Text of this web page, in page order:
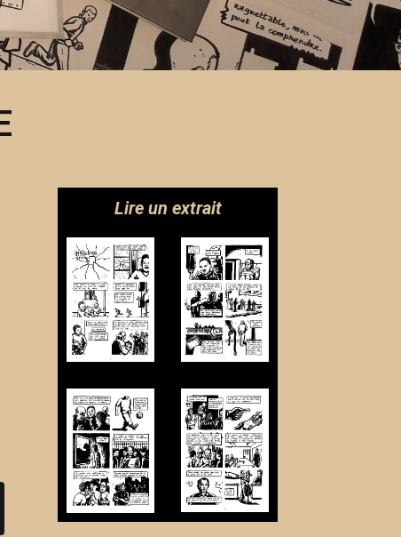
Lire un extrait